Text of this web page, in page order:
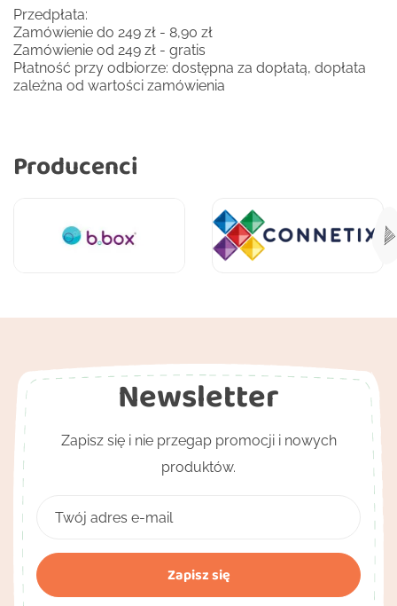
Przedpłata:
Zamówienie do 249 zł - 8,90 zł
Zamówienie od 249 zł - gratis
Płatność przy odbiorze: dostępna za dopłatą, dopłata
zależna od wartości zamówienia
Producenci
Newsletter
Zapisz się i nie przegap promocji i nowych
produktów.